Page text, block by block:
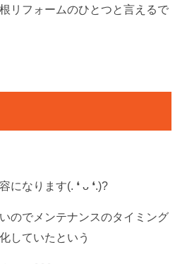
リフォームのひとつと言えるで
になります(. ❛ ᴗ ❛.)?
のでメンテナンスのタイミング
していたという